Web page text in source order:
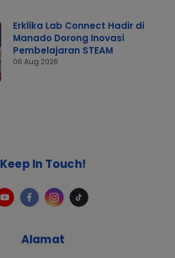
Erklika Lab Connect Hadir di
Manado Dorong Inovasi
Pembelajaran STEAM
06 Aug 2026
Alamat
Keep In Touch!